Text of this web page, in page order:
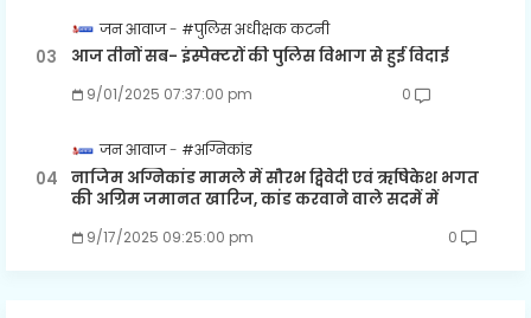
जन आवाज #पुलिस अधीक्षक कटनी
आज तीनों सब- इंस्पेक्टरों की पुलिस विभाग से हुई विदाई
9/01/2025 07:37:00 pm 0
जन आवाज #अग्निकांड
नाजिम अग्निकांड मामले में सौरभ द्विवेदी एवं ऋषिकेश भगत
की अग्रिम जमानत खारिज, कांड करवाने वाले सदमें में
9/17/2025 09:25:00 pm 0